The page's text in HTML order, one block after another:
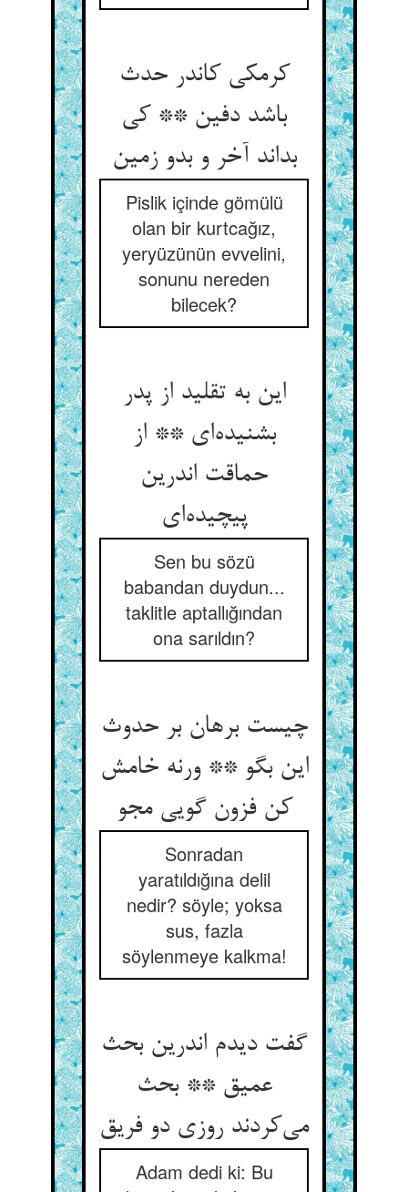
کرمکی کاندر حدث
باشد دفین ** کی
بداند آخر و بدو زمین
Pislik içinde gömülü
olan bir kurtcağız,
yeryüzünün evvelini,
sonunu nereden
bilecek?
این به تقلید از پدر
بشنیده‌ای ** از
حماقت اندرین
پیچیده‌ای
Sen bu sözü
babandan duydun...
taklitle aptallığından
ona sarıldın?
چیست برهان بر حدوث
این بگو ** ورنه خامش
کن فزون گویی مجو
Sonradan
yaratıldığına delil
nedir? söyle; yoksa
sus, fazla
söylenmeye kalkma!
گفت دیدم اندرین بحث
عمیق ** بحث
می‌کردند روزی دو فریق
Adam dedi ki: Bu